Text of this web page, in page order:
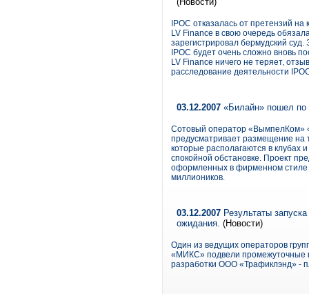
IPOC отказалась от претензий
LV Finance в свою очередь
зарегистрировал бермудский
IPOC будет очень сложно вновь
LV Finance ничего не теряет,
расследование деятельности
03.12.2007 «Билайн» пошел по
Сотовый оператор «ВымпелКом»
предусматривает размещение на
которые располагаются в клубах
спокойной обстановке. Проект
оформленных в фирменном стиле
миллиоников.
03.12.2007 Результаты
ожидания. (Новости)
Один из ведущих операторов
«МИКС» подвели промежуточные
разработки ООО «Трафиклэнд» -